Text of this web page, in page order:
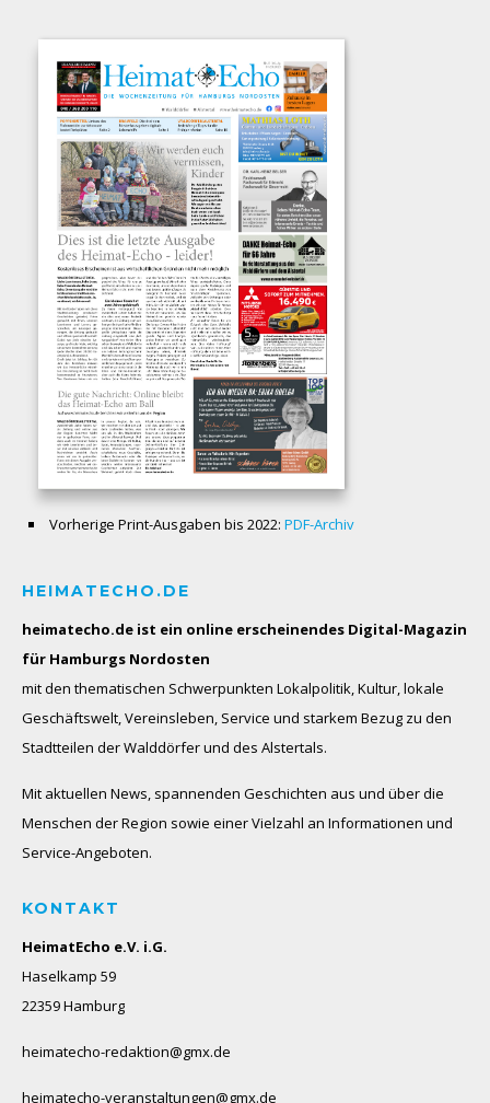
Vorherige Print-Ausgaben bis 2022: PDF-Archiv
HEIMATECHO.DE
heimatecho.de ist ein online erscheinendes Digital-Magazin
für Hamburgs Nordosten
mit den thematischen Schwerpunkten Lokalpolitik, Kultur, lokale
Geschäftswelt, Vereinsleben, Service und starkem Bezug zu den
Stadtteilen der Walddörfer und des Alstertals.
Mit aktuellen News, spannenden Geschichten aus und über die
Menschen der Region sowie einer Vielzahl an Informationen und
Service-Angeboten.
KONTAKT
HeimatEcho e.V. i.G.
Haselkamp 59
22359 Hamburg
heimatecho-redaktion@gmx.de
heimatecho-veranstaltungen@gmx.de